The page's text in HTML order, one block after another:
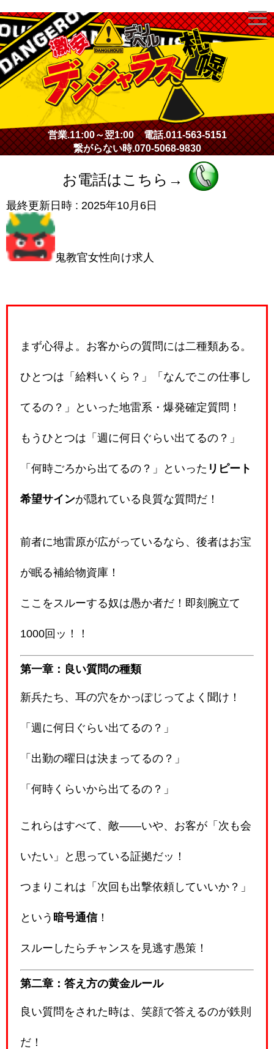
激安デリヘル・デンジャラス札幌
営業.11:00～翌1:00電話.011-563-5151
繋がらない時.070-5068-9830
お電話はこちら→
最終更新日時 : 2025年10月6日
鬼教官女性向け求人
まず心得よ。お客からの質問には二種類ある。
ひとつは「給料いくら？」「なんでこの仕事し
てるの？」といった地雷系・爆発確定質問！
もうひとつは「週に何日ぐらい出てるの？」
「何時ごろから出てるの？」といった リピート
希望サインが隠れている良質な質問だ！
前者に地雷原が広がっているなら、後者はお宝
が眠る補給物資庫！
ここをスルーする奴は愚か者だ！即刻腕立て
1000回ッ！！
第一章：良い質問の種類
新兵たち、耳の穴をかっぽじってよく聞け！
「週に何日ぐらい出てるの？」
「出勤の曜日は決まってるの？」
「何時くらいから出てるの？」
これらはすべて、敵――いや、お客が「次も会
いたい」と思っている証拠だッ！
つまりこれは「次回も出撃依頼していいか？」
という 暗号通信！
スルーしたらチャンスを見逃す愚策！
第二章：答え方の黄金ルール
良い質問をされた時は、笑顔で答えるのが鉄則
だ！